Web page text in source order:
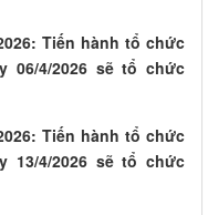
Tiến hành tổ chức
06/4/2026 sẽ tổ chức
Tiến hành tổ chức
13/4/2026 sẽ tổ chức